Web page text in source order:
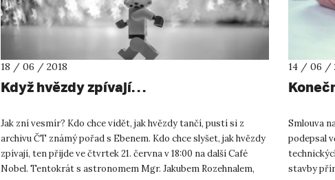
18 / 06 / 2018
Když hvězdy zpívají…
Jak zní vesmír? Kdo chce vidět, jak hvězdy tančí, pustí si z
archivu ČT známý pořad s Ebenem. Kdo chce slyšet, jak hvězdy
zpívají, ten přijde ve čtvrtek 21. června v 18:00 na další Café
Nobel. Tentokrát s astronomem Mgr. Jakubem Rozehnalem,
14 / 06 /
Smlouva
podepsal
stavby